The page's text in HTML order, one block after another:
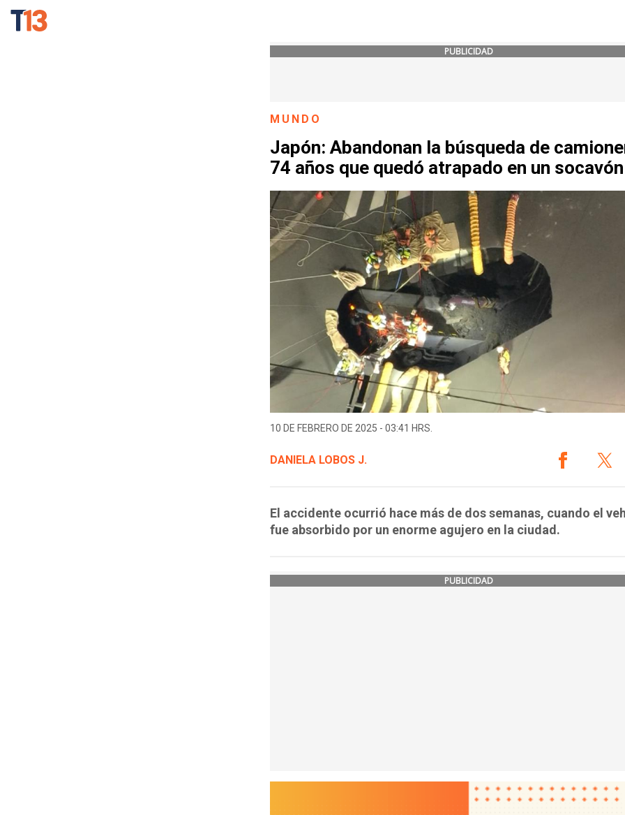
PUBLICIDAD
MUNDO
Japón: Abandonan la búsqueda de
74 años que quedó atrapado en un socavón
10 DE FEBRERO DE 2025 - 03:41 HRS.
DANIELA LOBOS J.
El accidente ocurrió hace más de dos semanas, cuando el
fue absorbido por un enorme agujero en la ciudad.
PUBLICIDAD